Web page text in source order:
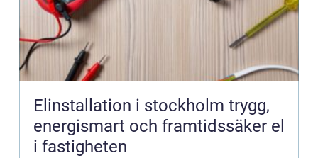
Elinstallation i stockholm trygg,
energismart och framtidssäker el
i fastigheten